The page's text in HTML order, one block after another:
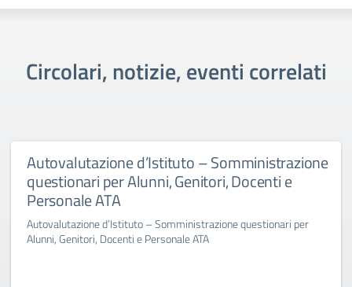
Circolari, notizie, eventi correlati
Autovalutazione d’Istituto – Somministrazione
questionari per Alunni, Genitori, Docenti e
Personale ATA
Autovalutazione d’Istituto – Somministrazione questionari per
Alunni, Genitori, Docenti e Personale ATA